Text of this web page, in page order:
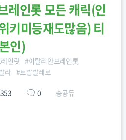
레인롯 모든 캐릭(인
키미등재도많음) 티
인)
인랏 #이탈리안브레인롯
라 #트랄랄레로
0 송공듀